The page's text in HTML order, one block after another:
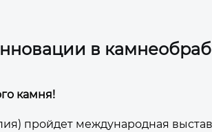
в
камня!
пройдет международная